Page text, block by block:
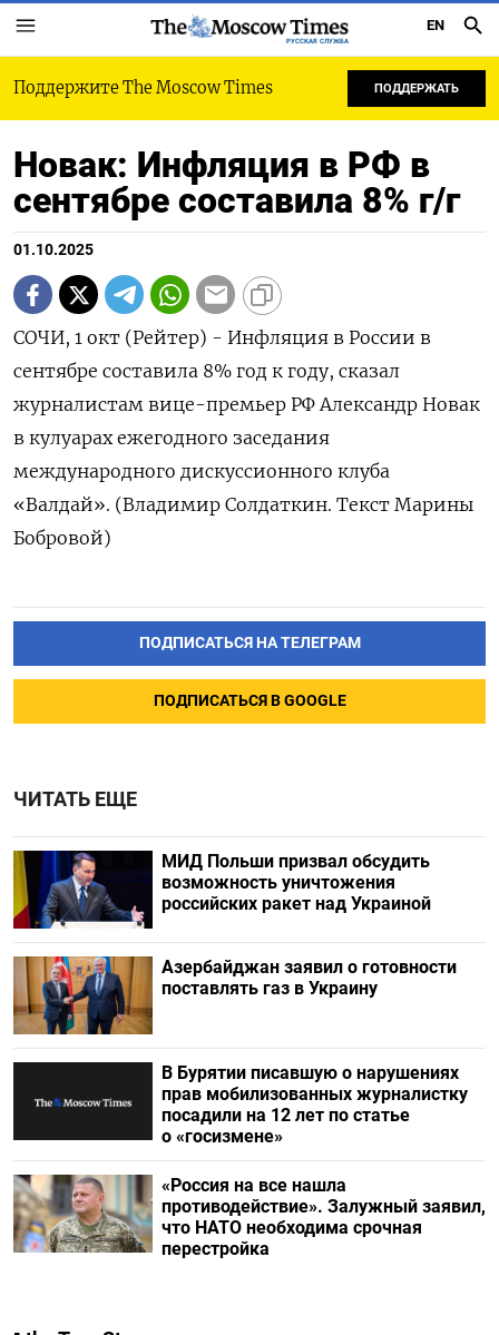
РУССКАЯ СЛУЖБА
EN
Поддержите The Moscow Times ПОДДЕРЖАТЬ
Новак: Инфляция в РФ в
сентябре составила 8% г/г
01.10.2025
СОЧИ, 1 окт (Рейтер) - Инфляция в России в
сентябре составила 8% год к году, сказал
журналистам вице-премьер РФ Александр Новак
в кулуарах ежегодного заседания
международного дискуссионного клуба
«Валдай». (Владимир Солдаткин. Текст Марины
Бобровой)
ПОДПИСАТЬСЯ НА ТЕЛЕГРАМ
ПОДПИСАТЬСЯ В GOOGLE
ЧИТАТЬ ЕЩЕ
МИД Польши призвал обсудить
возможность уничтожения
российских ракет над Украиной
Азербайджан заявил о готовности
поставлять газ в Украину
В Бурятии писавшую о нарушениях
прав мобилизованных журналистку
посадили на 12 лет по статье
о «госизмене»
«Россия на все нашла
противодействие». Залужный заявил,
что НАТО необходима срочная
перестройка